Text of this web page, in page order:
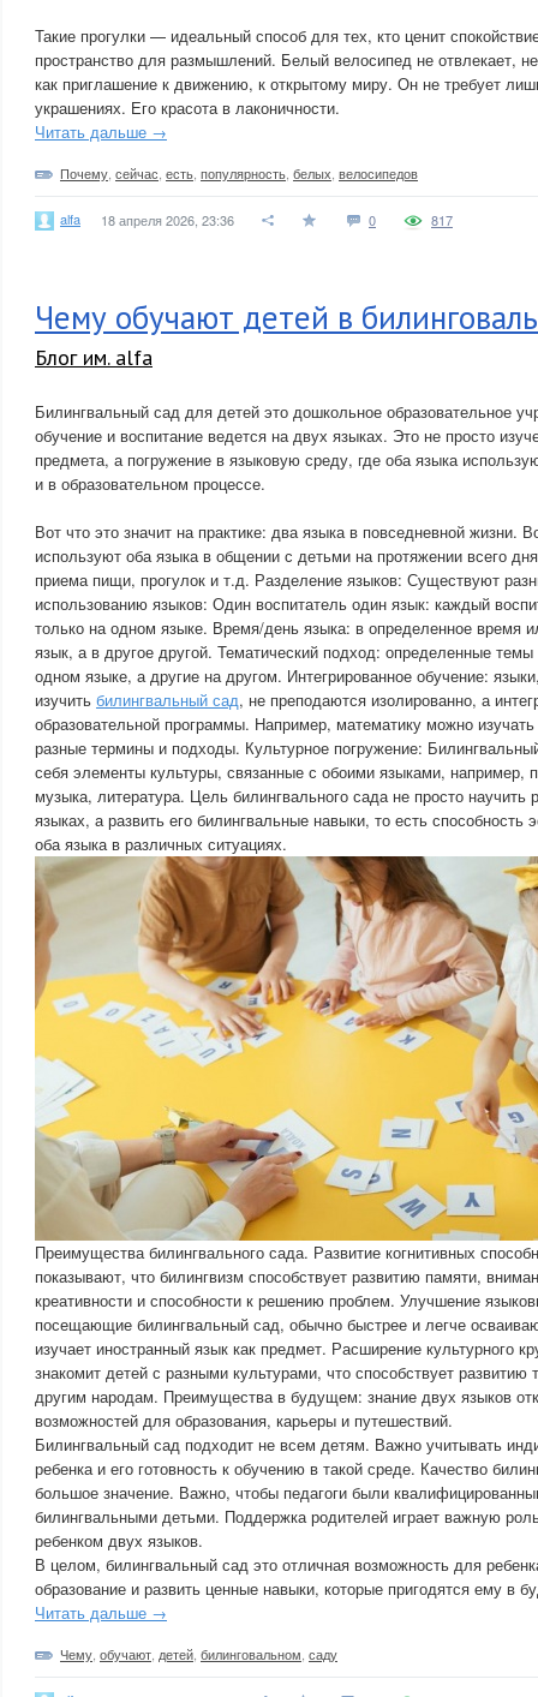
Такие прогулки — идеальный способ для тех, кто ценит
пространство для размышлений. Белый велосипед не отвлекает,
как приглашение к движению, к открытому миру. Он не требует
украшениях. Его красота в лаконичности.
Читать дальше →
Почему сейчас есть популярность белых велосипедов
alfa 18 апреля 2026, 23:36 0 817
Чему обучают детей в
Блог им. alfa
Билингвальный сад для детей это дошкольное образовательное
обучение и воспитание ведется на двух языках. Это не просто
предмета, а погружение в языковую среду, где оба языка
и в образовательном процессе.
Вот что это значит на практике: два языка в повседневной жизни.
используют оба языка в общении с детьми на протяжении всего
приема пищи, прогулок и т.д. Разделение языков: Существуют
использованию языков: Один воспитатель один язык: каждый
только на одном языке. Время/день языка: в определенное время
язык, а в другое другой. Тематический подход: определенные
одном языке, а другие на другом. Интегрированное обучение:
изучить билингвальный сад, не преподаются изолированно, а
образовательной программы. Например, математику можно
разные термины и подходы. Культурное погружение:
себя элементы культуры, связанные с обоими языками, например,
музыка, литература. Цель билингвального сада не просто научить
языках, а развить его билингвальные навыки, то есть способность
оба языка в различных ситуациях.
Преимущества билингвального сада. Развитие когнитивных
показывают, что билингвизм способствует развитию памяти,
креативности и способности к решению проблем. Улучшение
посещающие билингвальный сад, обычно быстрее и легче
изучает иностранный язык как предмет. Расширение культурного
знакомит детей с разными культурами, что способствует развитию
другим народам. Преимущества в будущем: знание двух языков
возможностей для образования, карьеры и путешествий.
Билингвальный сад подходит не всем детям. Важно учитывать
ребенка и его готовность к обучению в такой среде. Качество
большое значение. Важно, чтобы педагоги были
билингвальными детьми. Поддержка родителей играет важную
ребенком двух языков.
В целом, билингвальный сад это отличная возможность для
образование и развить ценные навыки, которые пригодятся ему в
Читать дальше →
Чему обучают детей билинговальном саду